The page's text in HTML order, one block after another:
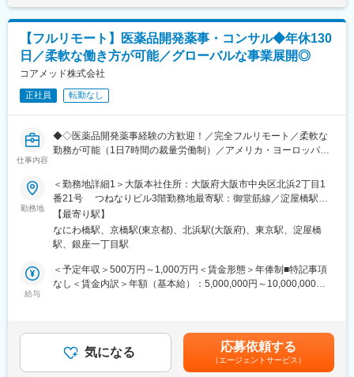
●PSG解析AI／解析クラウド導入支援
・マーケティング計画に基づく導入提案（問い合わせ対応中心）
・テストデータでの精度検証・チューニング、顧客QA
・クロージング、契約書締結、請求管理
●マネージャー候補として
・進行状況・品質のレビュー、プロセスの標準化
・取締役と連携した案件全体の進捗・優先順位設計
・外国製造業者認定、原薬等登録等
※クライアントは欧米製薬会社または外資系製薬会社がほとんどで
す。
※プロジェクトは一人で行うのではなく、現社員と共に分担し業務
にあたっていただきます。
■教育体制：
通常医薬品メーカー出身が会員である関西医薬協会に、当社は会
員として登録しています。業界関連のセミナーにも参加すること
プデートできる環境です。
■働き方：
◎完全在宅勤務のため、拠点（東京・大阪）の近くにお住まいで
なくてもご就業いただけます。
場合、お子様の通院やご都合に合わせて業務時間を調整できま
す。
・会議や打ち合わせで必要な時は大阪・東京等へ出張（宿泊も伴
います）が発生します。
【フルリモート】医薬品開発薬事・コンサル◆年休130
日／柔軟な働き方が可能／グローバルな事業展開◎
コアメッド株式会社
正社員 転勤なし
仕事内容
◆◇医薬品開発薬事経験の方歓迎！／完全フルリモート／柔軟な
勤務が可能（1日7時間の裁量労働制）／アメリカ・ヨーロッパ企
会社◆◇
■業務内容：
医薬品開発における薬事戦略の立案・評価・助言を中心としたコ
ンサルティング業務をお任せします。承認取得に向けた最適な戦
略を設計する上流ポジションです。
・クライアントの基本戦略を踏まえた薬事戦略の立案
・日米欧（MHLW／PMDA・FDA・EMA）を横断したグローバル
・三極規制当局との事前相談を含むリエゾン業務および規制動向
の調査・分析・アドバイス
・新薬ライセンス導入時のデューデリジェンス対応
勤務地
＜勤務地詳細1＞大阪本社住所：大阪府大阪市中央区北浜2丁目1
番21号 つねなりビル3階勤務地最寄駅：御堂筋線／淀屋橋駅受
動喫煙対策：屋内全面禁煙＜勤務地詳細2＞東京支社住所：東京都
千代田区丸の内1-11-1 パシフィックセンチュリープレイス丸の内
13階 受動喫煙対策：屋内全面禁煙変更の範囲：無
【最寄り駅】
なにわ橋駅、京橋駅(東京都)、北浜駅(大阪府)、東京駅、淀屋橋
駅、銀座一丁目駅
給与
＜予定年収＞500万円～1,000万円＜賃金形態＞年俸制■特記事項
なし＜賃金内訳＞年額（基本給）：5,000,000円～10,000,000円
額であり、選考を通じて上下する可能性があります。月給(月額)は
固定手当を含めた表記です。
気になる 応募依頼する
（エージェントサービス）